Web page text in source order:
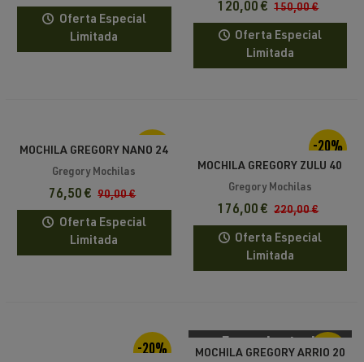
Oferta Especial
Limitada
120,00 € 150,00 €
Oferta Especial
Limitada
-15%
MOCHILA GREGORY NANO 24
BLACK
Gregory Mochilas
76,50 € 90,00 €
Oferta Especial
Limitada
-20%
MOCHILA GREGORY ZULU 40
RC DESERT
Gregory Mochilas
176,00 € 220,00 €
Oferta Especial
Limitada
-20% Fuera de stock-20%
MOCHILA GREGORY ARRIO 20